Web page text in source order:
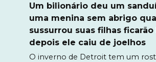
Um bilionário deu um
uma menina sem abrigo
sussurrou suas filhas
depois ele caiu de joelhos
O inverno de Detroit tem um